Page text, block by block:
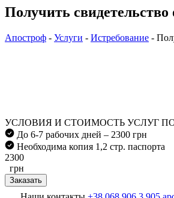
Получить свидетельство
Апостроф - Услуги - Истребование -
УСЛОВИЯ И СТОИМОСТЬ УСЛУГ
До 6-7 рабочих дней – 2300 грн
Необходима копия 1,2 стр. паспорта
2300
грн
Заказать